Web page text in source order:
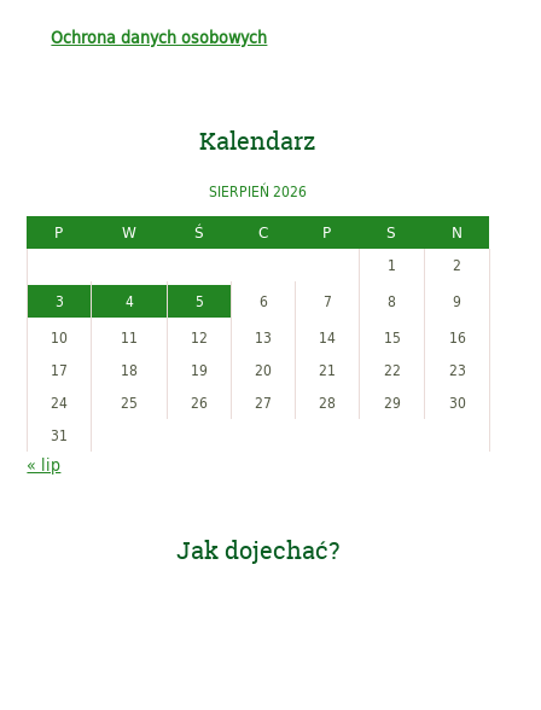
Ochrona danych osobowych
Kalendarz
SIERPIEŃ 2026
P
W Ś C P S
N
1
2
3
4 5 6 7 8
9
10
11 12 13 14 15
16
17
18 19 20 21 22
23
24
25 26 27 28 29
30
31
« lip
Jak dojechać?